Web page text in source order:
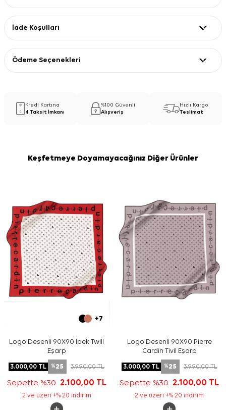
İade Koşulları
Ödeme Seçenekleri
Kredi Kartına
4 Taksit İmkanı
%100 Güvenli
Alışveriş
Hızlı Kargo
Teslimat
Keşfetmeye Doyamayacağınız Diğer Ürünler
+7
Logo Desenli 90X90 İpek Twill
Eşarp
3.000,00 TL %25 3.990,00TL
Sepette %30 2.100,00 TL
2 ve üzeri +% 20 indirim
Logo Desenli 90X90 Pierre
Cardin Tivil Eşarp
3.000,00TL %25 3.990,00TL
Sepette %30 2.100,00 TL
2 ve üzeri +% 20 indirim